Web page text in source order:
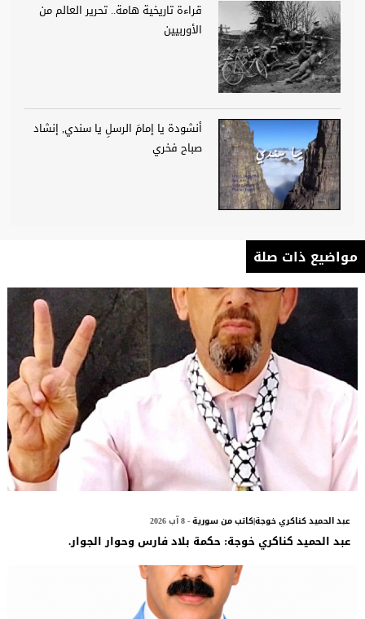
قراءة تاريخية هامة.. تحرير العالم من
الأوربيين
أنشودة يا إمامَ الرسلِ يا سندي, إنشاد
صباح فخري
مواضيع ذات صلة
عبد الحميد كناكري خوجة|كاتب من سورية- 8 آب 2026
عبد الحميد كناكري خوجة: حكمة بلاد فارس وحوار الجوار.